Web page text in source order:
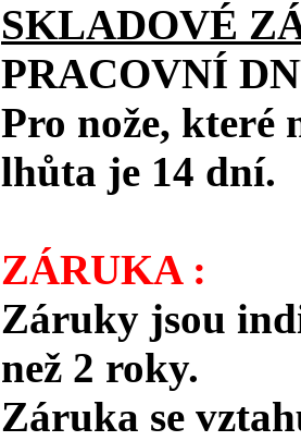
SKLADOVÉ
PRACOVNÍ
Pro nože, které
lhůta je 14 dní.
ZÁRUKA :
Záruky jsou
než 2 roky.
Záruka se